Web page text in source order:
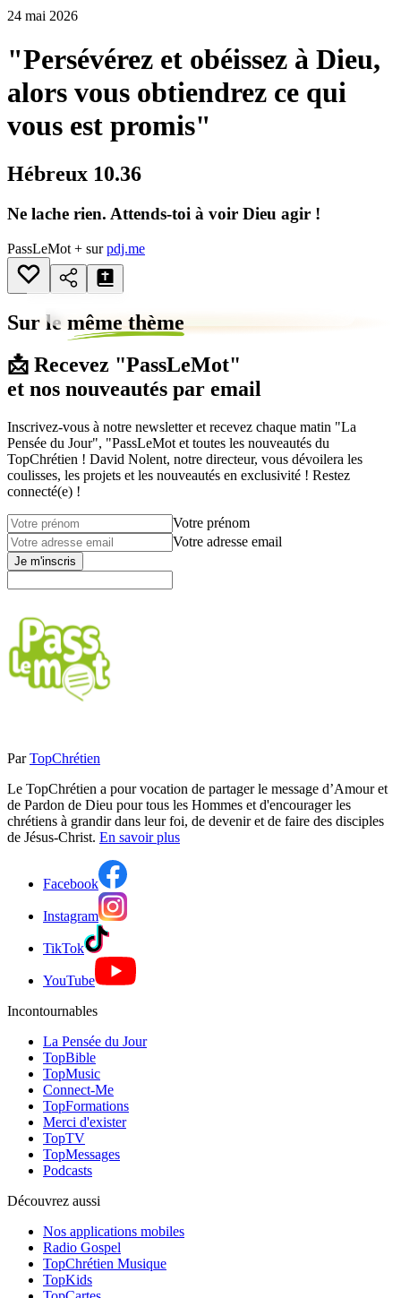
24 mai 2026
"Persévérez et obéissez à Dieu,
alors vous obtiendrez ce qui
vous est promis"
Hébreux 10.36
Ne lache rien. Attends-toi à voir Dieu agir !
PassLeMot + surpdj.me
Sur le même thème
📩 Recevez "PassLeMot"
et nos nouveautés par email
Inscrivez-vous à notre newsletter et recevez chaque matin "La
Pensée du Jour", "PassLeMot et toutes les nouveautés du
TopChrétien ! David Nolent, notre directeur, vous dévoilera les
coulisses, les projets et les nouveautés en exclusivité ! Restez
connecté(e) !
Votre prénom
Votre adresse email
Je m'inscris
Par TopChrétien
Le TopChrétien a pour vocation de partager le message d’Amour et
de Pardon de Dieu pour tous les Hommes et d'encourager les
chrétiens à grandir dans leur foi, de devenir et de faire des disciples
de Jésus-Christ. En savoir plus
Facebook
Instagram
TikTok
YouTube
Incontournables
La Pensée du Jour
TopBible
TopMusic
Connect-Me
TopFormations
Merci d'exister
TopTV
TopMessages
Podcasts
Découvrez aussi
Nos applications mobiles
Radio Gospel
TopChrétien Musique
TopKids